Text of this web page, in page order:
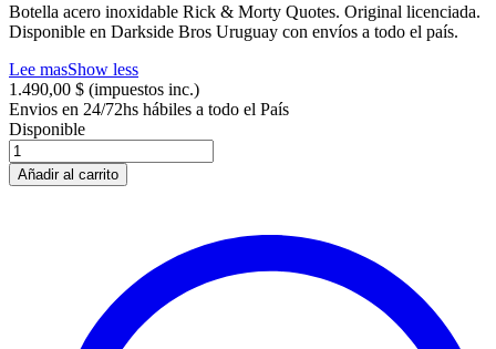
Botella acero inoxidable Rick & Morty Quotes. Original licenciada.
Disponible en Darkside Bros Uruguay con envíos a todo el país.
Lee masShow less
1.490,00 $ (impuestos inc.)
Envios en 24/72hs hábiles a todo el País
Disponible
Añadir al carrito